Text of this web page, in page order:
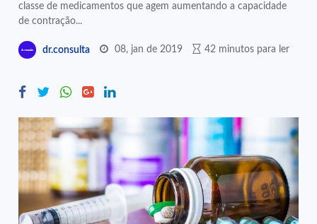
classe de medicamentos que agem aumentando a capacidade
de contração...
dr.consulta 08, jan de 2019 42 minutos para ler